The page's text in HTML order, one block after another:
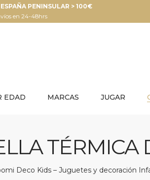
PENINSULAR > 100€
en 24-48hrs
EDAD MARCAS JUGAR
TÉRMICA
Deco Kids – Juguetes y decoración